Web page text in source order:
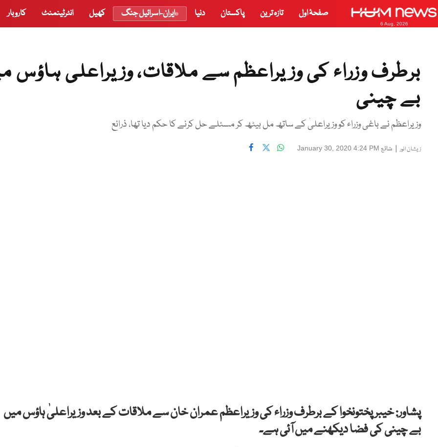
6 Aug, 2026
صفحۂ اول تازہ ترین پاکستان دنیا ایران-اسرائیل جنگ کھیل انٹرٹینمنٹ کاروبار
برطرف وزراء کی وزیراعظم سے ملاقات، وزیراعلی ہاؤس
بے چینی
وزیراعظم نے باغی وزراء کو وزیراعلیٰ کے ساتھ مل بیٹھ کر مسئلے حل کرنے کا حکم دیا تھا، ذرائع
زیشان انور| شائع January 30, 2020 4:24 PM
پشاور: خیبر پختونخوا کے برطرف وزراء کی وزیراعظم عمران خان سے ملاقات کے بعد وزیراعلیٰ ہاؤس میں
بے چینی کی فضا دیکھنے میں آئی ہے۔